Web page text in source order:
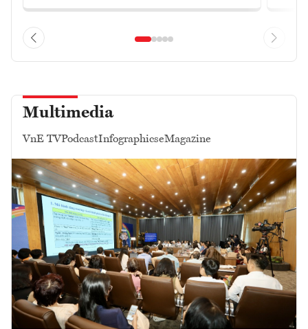
Multimedia
VnE TVPodcastInfographicseMagazine